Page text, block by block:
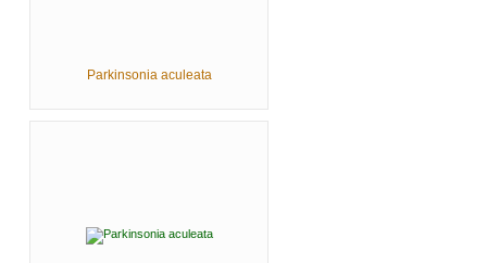
Parkinsonia aculeata